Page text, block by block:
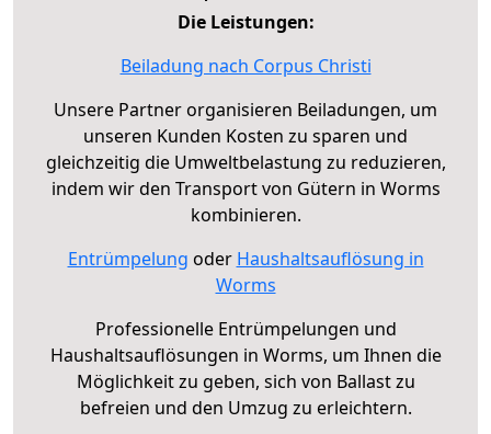
Die Leistungen:
Beiladung nach Corpus Christi
Unsere Partner organisieren Beiladungen, um
unseren Kunden Kosten zu sparen und
gleichzeitig die Umweltbelastung zu reduzieren,
indem wir den Transport von Gütern in Worms
kombinieren.
Entrümpelung oder Haushaltsauflösung in
Worms
Professionelle Entrümpelungen und
Haushaltsauflösungen in Worms, um Ihnen die
Möglichkeit zu geben, sich von Ballast zu
befreien und den Umzug zu erleichtern.